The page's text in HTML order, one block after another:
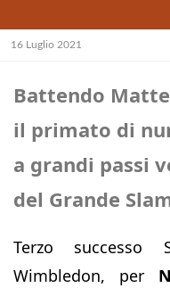
16 Luglio 2021
Battendo
il primato di
a grandi passi
del Grande
Terzo successo
Wimbledon, per